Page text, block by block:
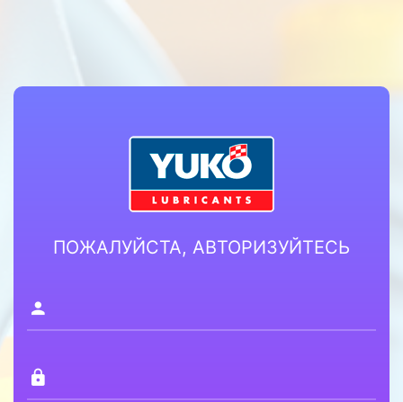
ПОЖАЛУЙСТА, АВТОРИЗУЙТЕСЬ